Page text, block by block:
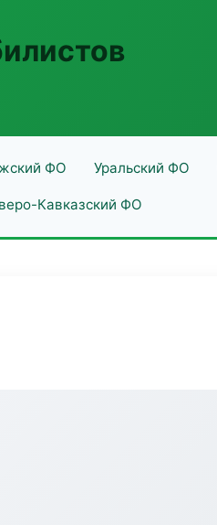
ФО Уральский ФО
Кавказский ФО